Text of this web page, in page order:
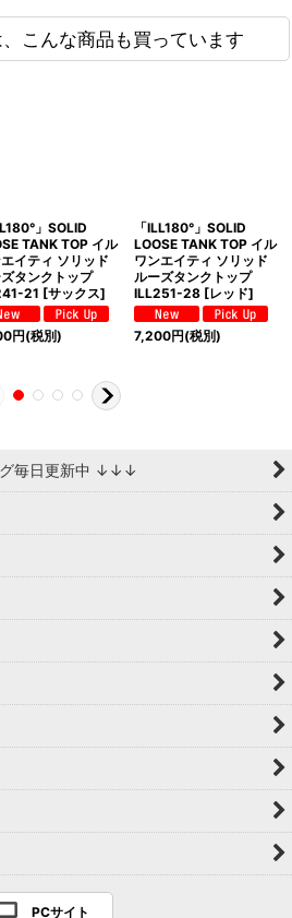
こんな商品も買っています
」SOLID
TANK TOP イル
イティ ソリッド
タンクトップ
21 [サックス]
円(税別)
「ILL180°」SOLID
LOOSE TANK TOP イル
ワンエイティ ソリッド
ルーズタンクトップ
ILL251-28 [レッド]
7,200円(税別)
グ毎日更新中 ↓↓↓
PCサイト